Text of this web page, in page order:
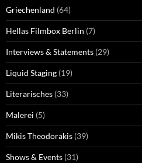
Griechenland (64)
Hellas Filmbox Berlin (7)
Interviews & Statements (29)
Liquid Staging (19)
Literarisches (33)
Malerei (5)
Mikis Theodorakis (39)
Shows & Events (31)